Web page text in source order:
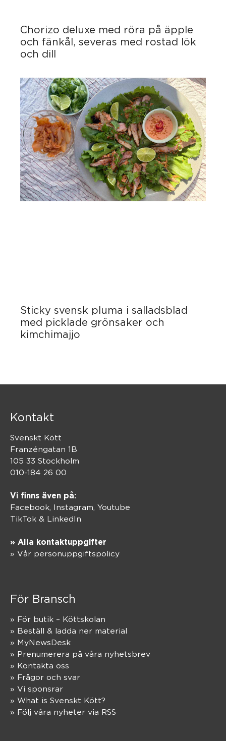
Chorizo deluxe med röra på äpple
och fänkål, severas med rostad lök
och dill
Sticky svensk pluma i salladsblad
med picklade grönsaker och
kimchimajjo
Kontakt
Svenskt Kött
Franzéngatan 1B
105 33 Stockholm
010-184 26 00
Vi finns även på:
Facebook, Instagram Youtube
TikTok & LinkedIn
» Alla kontaktuppgifter
» Vår personuppgiftspolicy
För Bransch
» För butik – Köttskolan
» Beställ & ladda ner material
» MyNewsDesk
» Prenumerera på våra nyhetsbrev
» Kontakta oss
» Frågor och svar
» Vi sponsrar
» What is Svenskt Kött?
» Följ våra nyheter via RSS